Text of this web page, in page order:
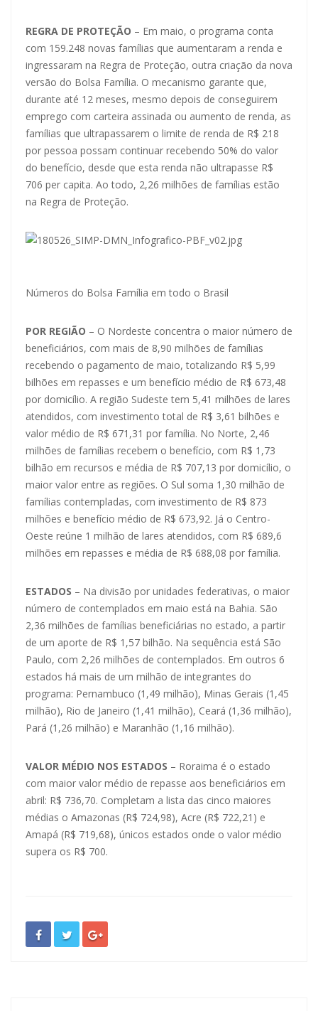
REGRA DE PROTEÇÃO – Em maio, o programa conta
com 159.248 novas famílias que aumentaram a renda e
ingressaram na Regra de Proteção, outra criação da nova
versão do Bolsa Família. O mecanismo garante que,
durante até 12 meses, mesmo depois de conseguirem
emprego com carteira assinada ou aumento de renda, as
famílias que ultrapassarem o limite de renda de R$ 218
por pessoa possam continuar recebendo 50% do valor
do benefício, desde que esta renda não ultrapasse R$
706 per capita. Ao todo, 2,26 milhões de famílias estão
na Regra de Proteção.
Números do Bolsa Família em todo o Brasil
POR REGIÃO – O Nordeste concentra o maior número de
beneficiários, com mais de 8,90 milhões de famílias
recebendo o pagamento de maio, totalizando R$ 5,99
bilhões em repasses e um benefício médio de R$ 673,48
por domicílio. A região Sudeste tem 5,41 milhões de lares
atendidos, com investimento total de R$ 3,61 bilhões e
valor médio de R$ 671,31 por família. No Norte, 2,46
milhões de famílias recebem o benefício, com R$ 1,73
bilhão em recursos e média de R$ 707,13 por domicílio, o
maior valor entre as regiões. O Sul soma 1,30 milhão de
famílias contempladas, com investimento de R$ 873
milhões e benefício médio de R$ 673,92. Já o Centro-
Oeste reúne 1 milhão de lares atendidos, com R$ 689,6
milhões em repasses e média de R$ 688,08 por família.
ESTADOS – Na divisão por unidades federativas, o maior
número de contemplados em maio está na Bahia. São
2,36 milhões de famílias beneficiárias no estado, a partir
de um aporte de R$ 1,57 bilhão. Na sequência está São
Paulo, com 2,26 milhões de contemplados. Em outros 6
estados há mais de um milhão de integrantes do
programa: Pernambuco (1,49 milhão), Minas Gerais (1,45
milhão), Rio de Janeiro (1,41 milhão), Ceará (1,36 milhão),
Pará (1,26 milhão) e Maranhão (1,16 milhão).
VALOR MÉDIO NOS ESTADOS – Roraima é o estado
com maior valor médio de repasse aos beneficiários em
abril: R$ 736,70. Completam a lista das cinco maiores
médias o Amazonas (R$ 724,98), Acre (R$ 722,21) e
Amapá (R$ 719,68), únicos estados onde o valor médio
supera os R$ 700.